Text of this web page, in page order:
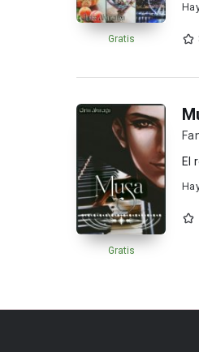
Gratis
Gratis
El